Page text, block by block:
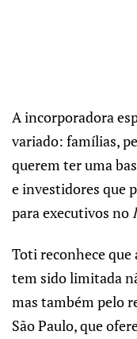
A incorporadora
variado: famílias,
querem ter uma
e investidores que
para executivos no
Toti reconhece que
tem sido limitada
mas também pelo
São Paulo, que